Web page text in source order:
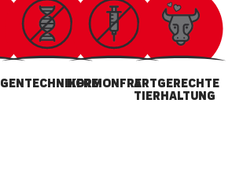
GENTECHNIKFREIHORMONFREIARTGERECHTE
TIERHALTUNG